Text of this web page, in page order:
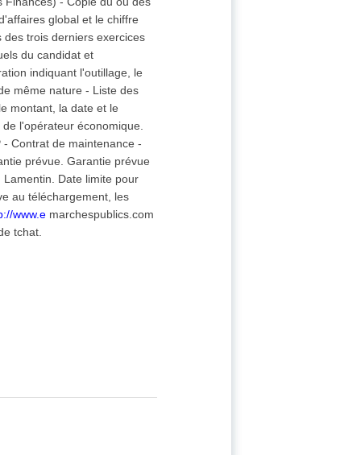
global et le chiffre
trois derniers exercices
du candidat et
indiquant l'outillage, le
même nature - Liste des
montant, la date et le
l'opérateur économique.
Contrat de maintenance -
prévue. Garantie prévue
Date limite pour
au téléchargement, les
www.e marchespublics.com
tchat.